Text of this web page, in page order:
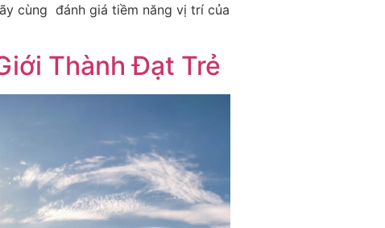
cùng đánh giá tiềm năng vị trí của
Thành Đạt Trẻ